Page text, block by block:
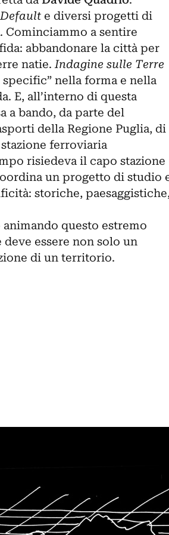
Defaulte diversi progetti di
Cominciammo a sentire
abbandonare la città per
natie.Indagine sulle Terre
specific” nella forma e nella
E, all’interno di questa
a bando, da parte del
della Regione Puglia, di
ferroviaria
risiedeva il capo stazione
un progetto di studio
storiche,
questo estremo
essere non solo un
di un territorio.